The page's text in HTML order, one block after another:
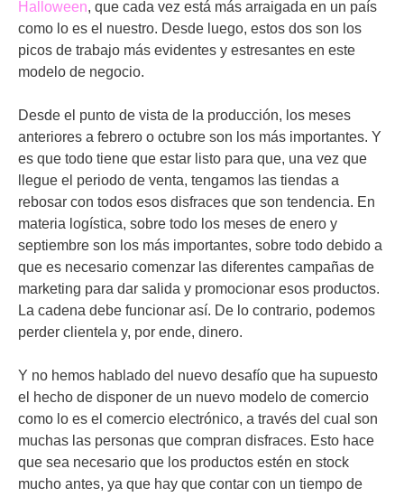
Halloween, que cada vez está más arraigada en un país
como lo es el nuestro. Desde luego, estos dos son los
picos de trabajo más evidentes y estresantes en este
modelo de negocio.
Desde el punto de vista de la producción, los meses
anteriores a febrero o octubre son los más importantes. Y
es que todo tiene que estar listo para que, una vez que
llegue el periodo de venta, tengamos las tiendas a
rebosar con todos esos disfraces que son tendencia. En
materia logística, sobre todo los meses de enero y
septiembre son los más importantes, sobre todo debido a
que es necesario comenzar las diferentes campañas de
marketing para dar salida y promocionar esos productos.
La cadena debe funcionar así. De lo contrario, podemos
perder clientela y, por ende, dinero.
Y no hemos hablado del nuevo desafío que ha supuesto
el hecho de disponer de un nuevo modelo de comercio
como lo es el comercio electrónico, a través del cual son
muchas las personas que compran disfraces. Esto hace
que sea necesario que los productos estén en stock
mucho antes, ya que hay que contar con un tiempo de